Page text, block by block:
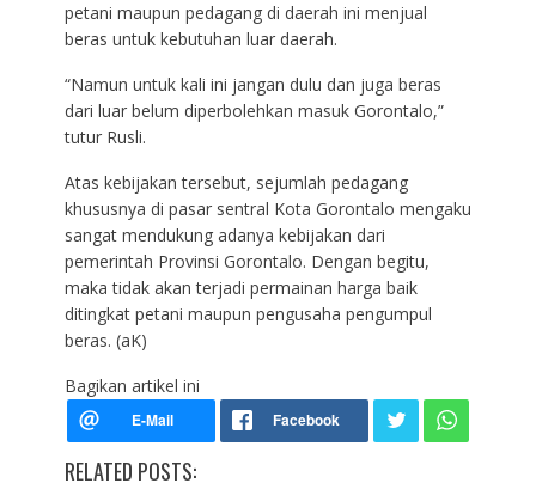
petani maupun pedagang di daerah ini menjual
beras untuk kebutuhan luar daerah.
“Namun untuk kali ini jangan dulu dan juga beras
dari luar belum diperbolehkan masuk Gorontalo,”
tutur Rusli.
Atas kebijakan tersebut, sejumlah pedagang
khususnya di pasar sentral Kota Gorontalo mengaku
sangat mendukung adanya kebijakan dari
pemerintah Provinsi Gorontalo. Dengan begitu,
maka tidak akan terjadi permainan harga baik
ditingkat petani maupun pengusaha pengumpul
beras. (aK)
Bagikan artikel ini
RELATED POSTS: